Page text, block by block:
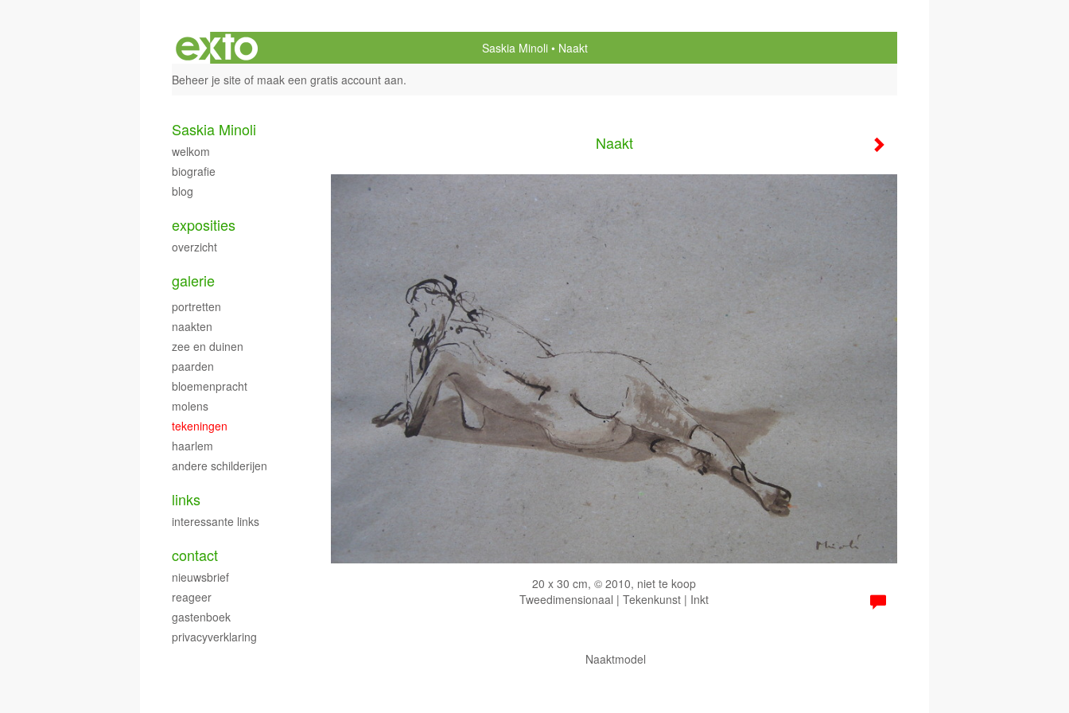
Saskia Minoli
Naakt
Beheer je site of maak een gratis account aan.
Naakt
20 x 30 cm, © 2010, niet te koop
Tweedimensionaal | Tekenkunst | Inkt
Naaktmodel
Saskia Minoli
welkom
biografie
blog
exposities
overzicht
galerie
portretten
naakten
zee en duinen
paarden
bloemenpracht
molens
tekeningen
haarlem
andere schilderijen
links
interessante links
contact
nieuwsbrief
reageer
gastenboek
privacyverklaring